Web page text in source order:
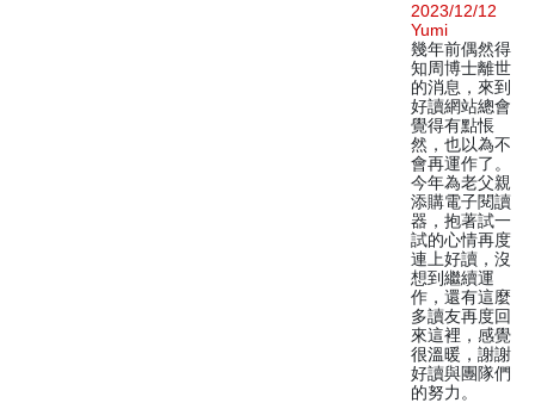
2023/12/12
Yumi
幾年前偶然得
知周博士離世
的消息，來到
好讀網站總會
覺得有點悵
然，也以為不
會再運作了。
今年為老父親
添購電子閱讀
器，抱著試一
試的心情再度
連上好讀，沒
想到繼續運
作，還有這麼
多讀友再度回
來這裡，感覺
很溫暖，謝謝
好讀與團隊們
的努力。